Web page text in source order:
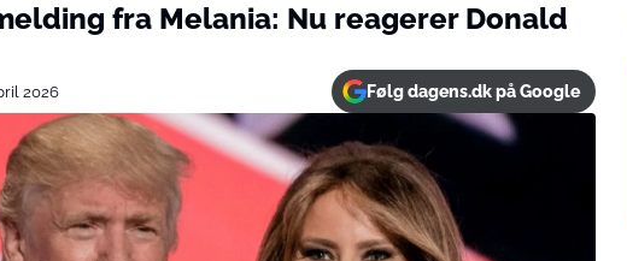
fra Melania: Nu reagerer Donald
2026 Følg dagens.dk på Google